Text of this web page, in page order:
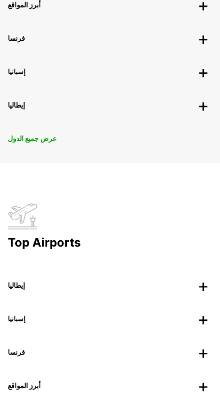
أبرز المواقع
فرنسا
إسبانيا
إيطاليا
عرض جميع الدول
Top Airports
إيطاليا
إسبانيا
فرنسا
أبرز المواقع